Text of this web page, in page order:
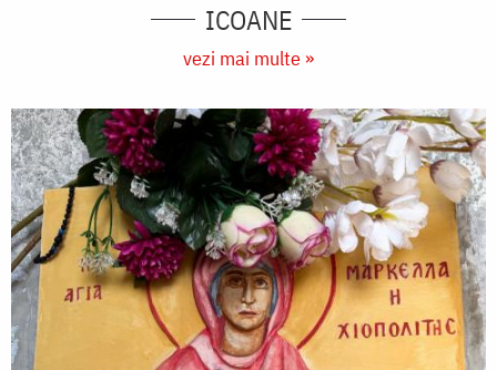
ICOANE
vezi mai multe »